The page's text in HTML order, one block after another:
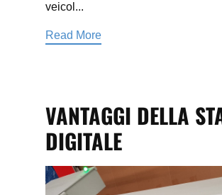
veicol...
Read More
VANTAGGI DELLA
DIGITALE